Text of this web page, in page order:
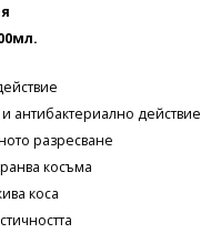
антибактериално действие
разресване
косъма
коса